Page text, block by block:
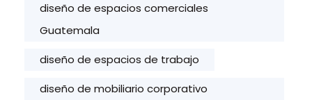
diseño de espacios comerciales
Guatemala
diseño de espacios de trabajo
diseño de mobiliario corporativo